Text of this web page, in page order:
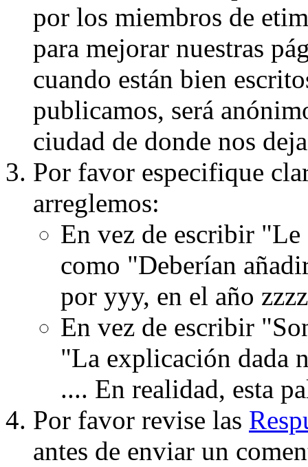
por los miembros de
para mejorar nuestras
cuando están bien
publicamos, será
ciudad de donde nos
Por favor especifique
arreglemos:
En vez de escribir
como "Deberían
por yyy, en el año
En vez de escribir
"La explicación dada
.... En realidad, esta
Por favor revise las
antes de enviar un